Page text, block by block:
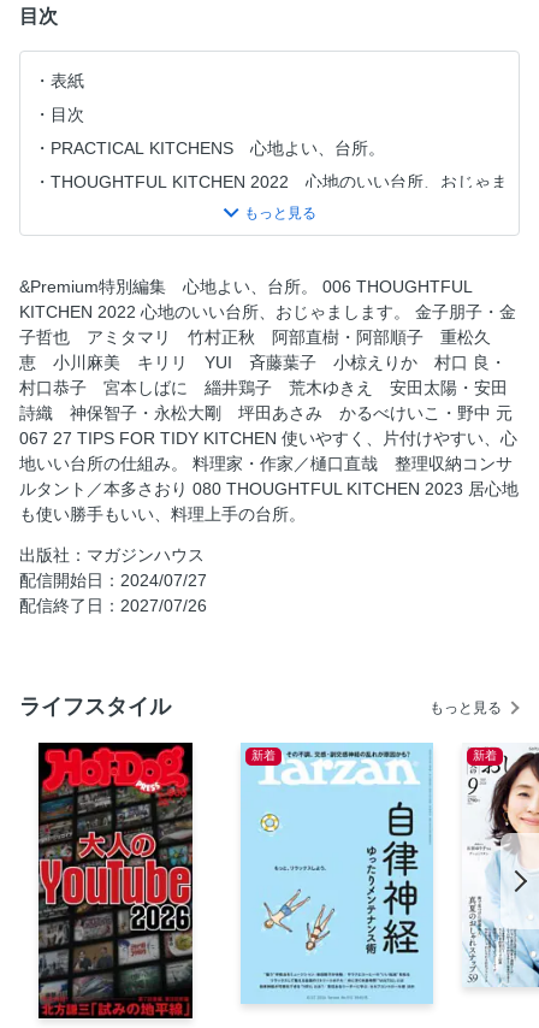
目次
表紙
目次
PRACTICAL KITCHENS 心地よい、台所。
THOUGHTFUL KITCHEN 2022 心地のいい台所、おじゃま
27 TIPS FOR TIDY KITCHEN 使いやすく、片付けやす
THOUGHTFUL KITCHEN 2023 居心地も使い勝手もいい、
料理上手の台所。
55 Essential Kitchen Tools for 5 Culinary Experts 5人の料
理家が選ぶ、愛用の台所道具55
自社広
&Premium特別編集 心地よい、台所。 006 THOUGHTFUL
KITCHEN 2022 心地のいい台所、おじゃまします。 金子朋子・金
子哲也 アミタマリ 竹村正秋 阿部直樹・阿部順子 重松久
恵 小川麻美 キリリ YUI 斉藤葉子 小椋えりか 村口 良・
村口恭子 宮本しばに 緇井鶏子 荒木ゆきえ 安田太陽・安田
詩織 神保智子・永松大剛 坪田あさみ かるべけいこ・野中 元
067 27 TIPS FOR TIDY KITCHEN 使いやすく、片付けやすい、心
地いい台所の仕組み。 料理家・作家／樋口直哉 整理収納コンサ
ルタント／本多さおり 080 THOUGHTFUL KITCHEN 2023 居心地
も使い勝手もいい、料理上手の台所。
出版社：マガジンハウス
配信開始日：2024/07/27
配信終了日：2027/07/26
ライフスタイル もっと見る
新着 新着